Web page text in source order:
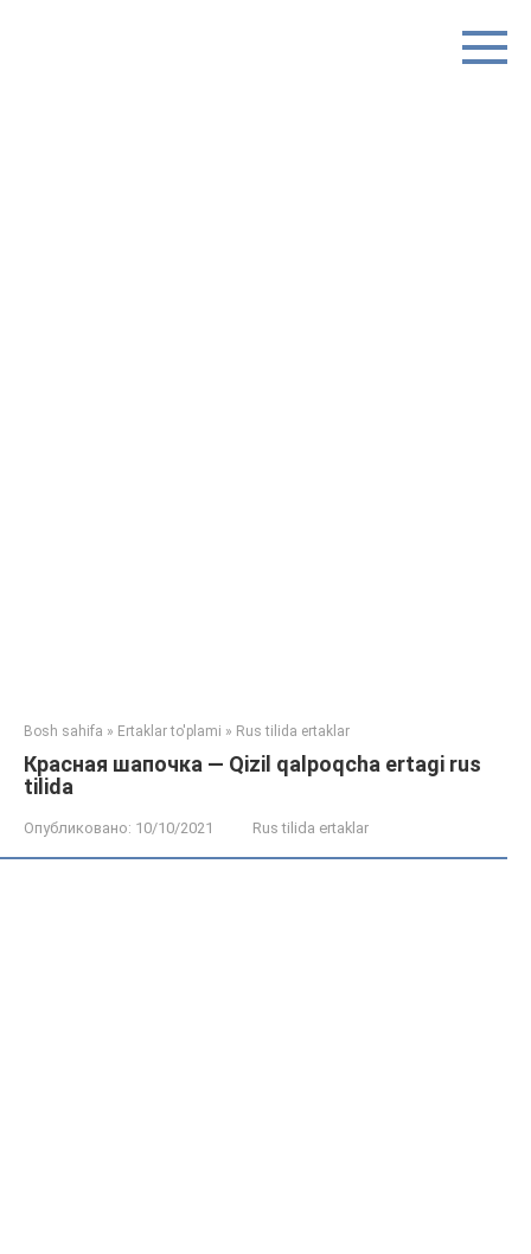
Bosh sahifa » Ertaklar to'plami » Rus tilida ertaklar
Красная шапочка — Qizil qalpoqcha ertagi rus
tilida
Опубликовано: 10/10/2021 Rus tilida ertaklar